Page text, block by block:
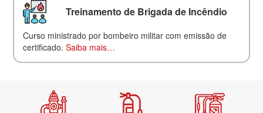
Treinamento de Brigada de Incêndio
Curso ministrado por bombeiro militar com emissão de
certificado.Saiba mais…